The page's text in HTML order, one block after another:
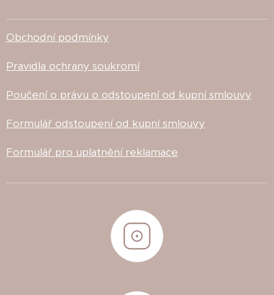
Obchodní podmínky
Pravidla ochrany soukromí
Poučení o právu o odstoupení od kupní smlouvy
Formulář odstoupení od kupní smlouvy
Formulář pro uplatnění reklamace